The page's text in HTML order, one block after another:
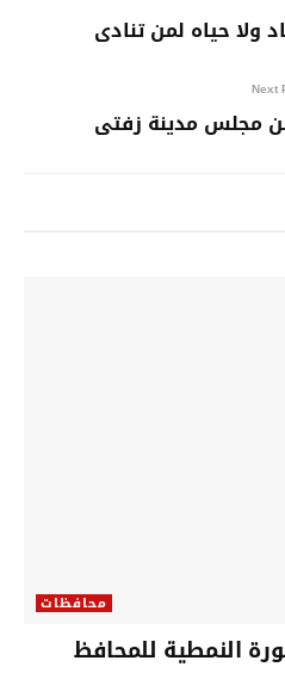
حياه لمن تنادى
Next
مجلس مدينة زفتى
محافظات
النمطية للمحافظ